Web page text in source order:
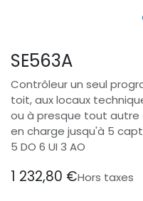
SE563A
Contrôleur un seul
toit, aux locaux
ou à presque tout
en charge jusqu'à 5
5 DO 6 UI 3 AO
1 232,80 €Hors taxes